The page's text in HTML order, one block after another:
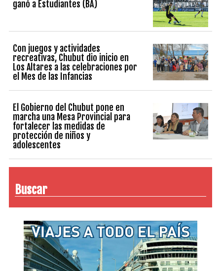
ganó a Estudiantes (BA)
Con juegos y actividades
recreativas, Chubut dio inicio en
Los Altares a las celebraciones por
el Mes de las Infancias
El Gobierno del Chubut pone en
marcha una Mesa Provincial para
fortalecer las medidas de
protección de niños y
adolescentes
Buscar